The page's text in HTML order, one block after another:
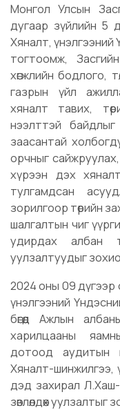
Монгол Улсын
дугаар зүйлийн 5
Хяналт,
тогтоомж,
хөгжлийн бодлого,
газрын үйл
хяналт тавих,
нээлттэй
заасантай
орчныг
хүрээн дэх
тулгамдсан
зорилгоор төрийн
шалгалтын чиг
удирдах албан
уулзалтуудыг
2024 оны 09 дүгээр
үнэлгээний
бөгөөд Ажлын
харилцааны
дотоод аудитын
Хяналт-шинжилгээ,
дэд захирал
зөвлөлдөх